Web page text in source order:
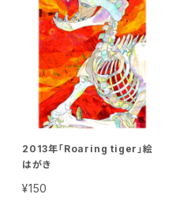
2013年「Roaring tiger」絵
はがき
¥150